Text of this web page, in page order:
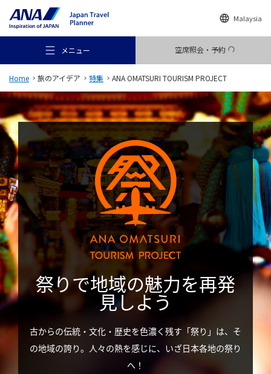
Malaysia
メニュー 空席照会・予約
おすすめの旅
旅のアイデア
行き先
旅のお役立ち情報
閉じる
Home 旅のアイデア 特集 ANA OMATSURI TOURISM PROJECT
祭りで地域の魅力を再発
見しよう
古からの伝統・文化・歴史を色濃く残す「祭り」は、そ
の地域の誇り。人々の熱を感じに、いざ日本各地の祭り
へ！